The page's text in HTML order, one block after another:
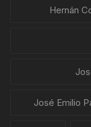
Hernán
José Emilio